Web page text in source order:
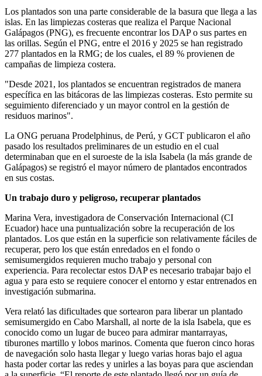
Los plantados son una parte considerable de la basura que llega a las
islas. En las limpiezas costeras que realiza el Parque Nacional
Galápagos (PNG), es frecuente encontrar los DAP o sus partes en
las orillas. Según el PNG, entre el 2016 y 2025 se han registrado
277 plantados en la RMG; de los cuales, el 89 % provienen de
campañas de limpieza costera.
"Desde 2021, los plantados se encuentran registrados de manera
específica en las bitácoras de las limpiezas costeras. Esto permite su
seguimiento diferenciado y un mayor control en la gestión de
residuos marinos".
La ONG peruana Prodelphinus, de Perú, y GCT publicaron el año
pasado los resultados preliminares de un estudio en el cual
determinaban que en el suroeste de la isla Isabela (la más grande de
Galápagos) se registró el mayor número de plantados encontrados
en sus costas.
Un trabajo duro y peligroso, recuperar plantados
Marina Vera, investigadora de Conservación Internacional (CI
Ecuador) hace una puntualización sobre la recuperación de los
plantados. Los que están en la superficie son relativamente fáciles de
recuperar, pero los que están enredados en el fondo o
semisumergidos requieren mucho trabajo y personal con
experiencia. Para recolectar estos DAP es necesario trabajar bajo el
agua y para esto se requiere conocer el entorno y estar entrenados en
investigación submarina.
Vera relató las dificultades que sortearon para liberar un plantado
semisumergido en Cabo Marshall, al norte de la isla Isabela, que es
conocido como un lugar de buceo para admirar mantarrayas,
tiburones martillo y lobos marinos. Comenta que fueron cinco horas
de navegación solo hasta llegar y luego varias horas bajo el agua
hasta poder cortar las redes y unirles a las boyas para que asciendan